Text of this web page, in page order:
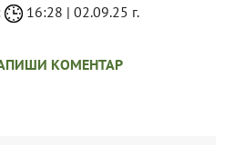
16:28 | 02.09.25 г.
КОМЕНТАР